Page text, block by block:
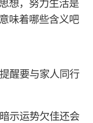
想，努力生活是
味着哪些含义吧
醒要与家人同行
示运势欠佳还会